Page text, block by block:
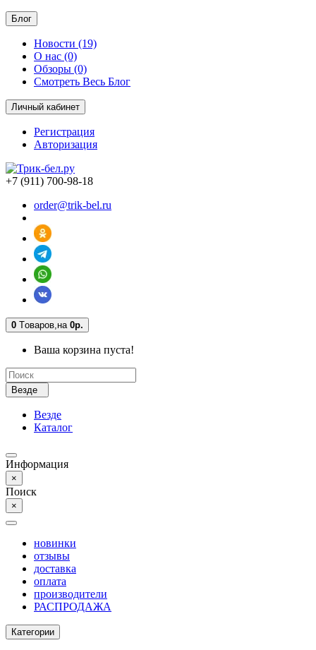
Блог
Новости (19)
О нас (0)
Обзоры (0)
Смотреть Весь Блог
Личный кабинет
Регистрация
Авторизация
+7 (911) 700-98-18
order@trik-bel.ru
0 Tоваров,на 0р.
Ваша корзина пуста!
Везде
Везде
Каталог
Информация
×
Поиск
×
новинки
отзывы
доставка
оплата
производители
РАСПРОДАЖА
Категории